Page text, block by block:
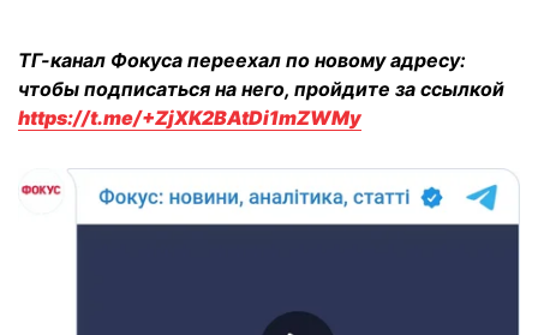
ТГ-канал Фокуса переехал по новому адресу:
чтобы подписаться на него, пройдите за ссылкой
https://t.me/+ZjXK2BAtDi1mZWMy